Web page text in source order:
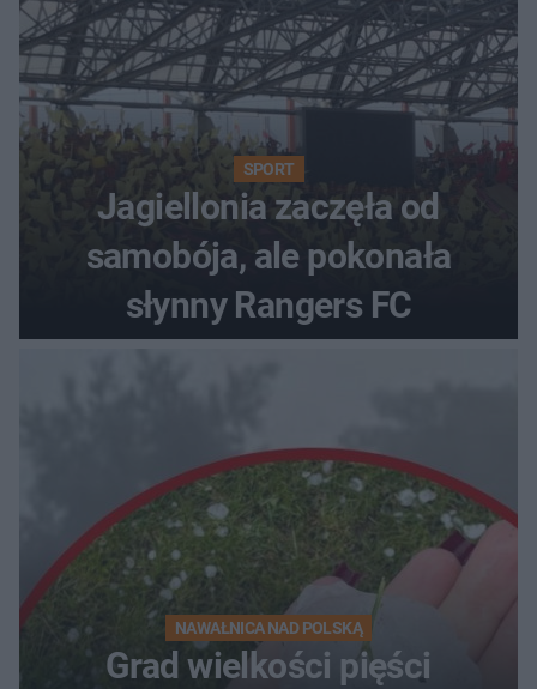
SPORT
Jagiellonia zaczęła od
samobója, ale pokonała
słynny Rangers FC
NAWAŁNICA NAD POLSKĄ
Grad wielkości pięści